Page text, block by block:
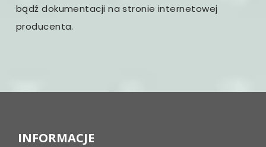
bądź dokumentacji na stronie internetowej
producenta.
INFORMACJE